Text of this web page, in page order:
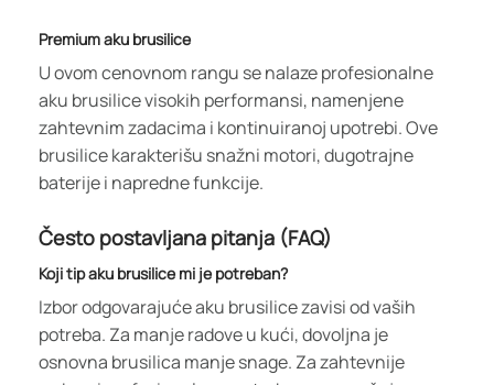
Premium aku brusilice
U ovom cenovnom rangu se nalaze profesionalne
aku brusilice visokih performansi, namenjene
zahtevnim zadacima i kontinuiranoj upotrebi. Ove
brusilice karakterišu snažni motori, dugotrajne
baterije i napredne funkcije.
Često postavljana pitanja (FAQ)
Koji tip aku brusilice mi je potreban?
Izbor odgovarajuće aku brusilice zavisi od vaših
potreba. Za manje radove u kući, dovoljna je
osnovna brusilica manje snage. Za zahtevnije